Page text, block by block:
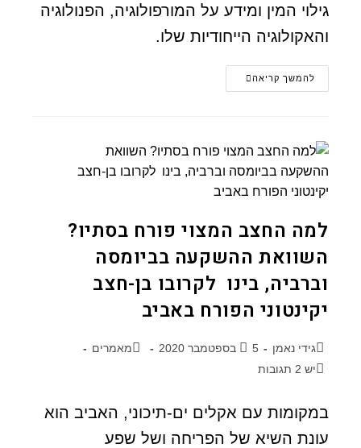
גילוי המין ומידע על המורפולוגיה, הפנולוגיה
והאקולוגיה הייחודיות שלו.
להמשך קריאה
למה החצב המצוי פורח בסתיו?
השוואת ההשקעה בביומסה
וברביה, בינו לקרובו בן-חצב
יקינטוני הפורח באביב
גידי נאמן 5 בספטמבר 2020
מאמרים
יש 2 תגובות
במקומות עם אקלים ים-תיכוני, האביב הוא
עונת השיא של הפריחה ושל שפע